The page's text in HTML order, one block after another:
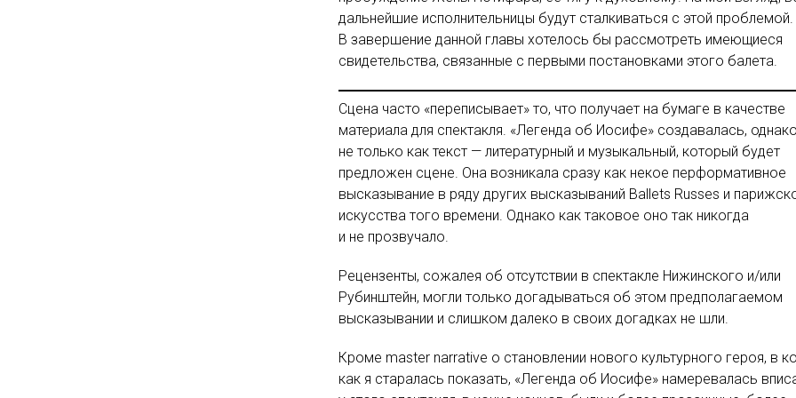
дальнейшие исполнительницы будут сталкиваться с этой проблемой.
В завершение данной главы хотелось бы рассмотреть имеющиеся
свидетельства, связанные с первыми постановками этого балета.
Сцена часто «переписывает» то, что получает на бумаге в качестве
материала для спектакля. «Легенда об Иосифе» создавалась,
не только как текст — литературный и музыкальный, который будет
предложен сцене. Она возникала сразу как некое перформативное
высказывание в ряду других высказываний Ballets Russes и
искусства того времени. Однако как таковое оно так никогда
и не прозвучало.
Рецензенты, сожалея об отсутствии в спектакле Нижинского и/или
Рубинштейн, могли только догадываться об этом предполагаемом
высказывании и слишком далеко в своих догадках не шли.
Кроме master narrative о становлении нового культурного героя, в
как я старалась показать, «Легенда об Иосифе» намеревалась